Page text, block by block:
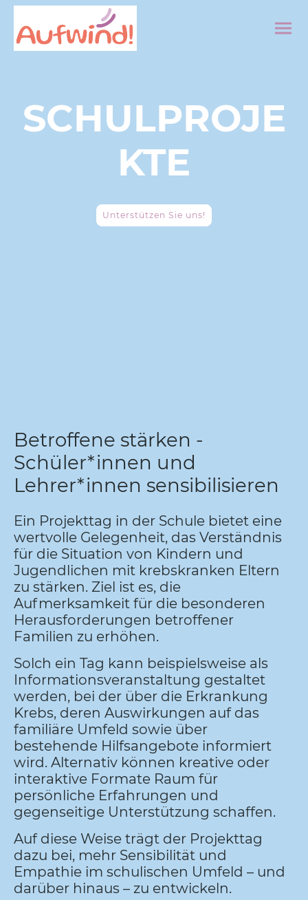
SCHULPROJE
KTE
Unterstützen Sie uns!
Betroffene stärken -
Schüler*innen und
Lehrer*innen sensibilisieren
Ein Projekttag in der Schule bietet eine
wertvolle Gelegenheit, das Verständnis
für die Situation von Kindern und
Jugendlichen mit krebskranken Eltern
zu stärken. Ziel ist es, die
Aufmerksamkeit für die besonderen
Herausforderungen betroffener
Familien zu erhöhen.
Solch ein Tag kann beispielsweise als
Informationsveranstaltung gestaltet
werden, bei der über die Erkrankung
Krebs, deren Auswirkungen auf das
familiäre Umfeld sowie über
bestehende Hilfsangebote informiert
wird. Alternativ können kreative oder
interaktive Formate Raum für
persönliche Erfahrungen und
gegenseitige Unterstützung schaffen.
Auf diese Weise trägt der Projekttag
dazu bei, mehr Sensibilität und
Empathie im schulischen Umfeld – und
darüber hinaus – zu entwickeln.